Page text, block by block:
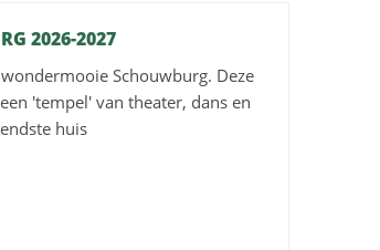
2026-2027
Schouwburg. Deze
'tempel' van theater, dans en
huis